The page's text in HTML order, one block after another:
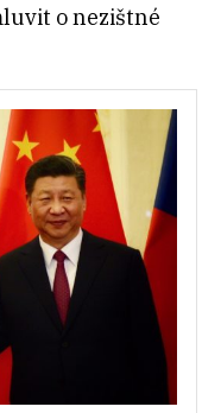
o nezištné